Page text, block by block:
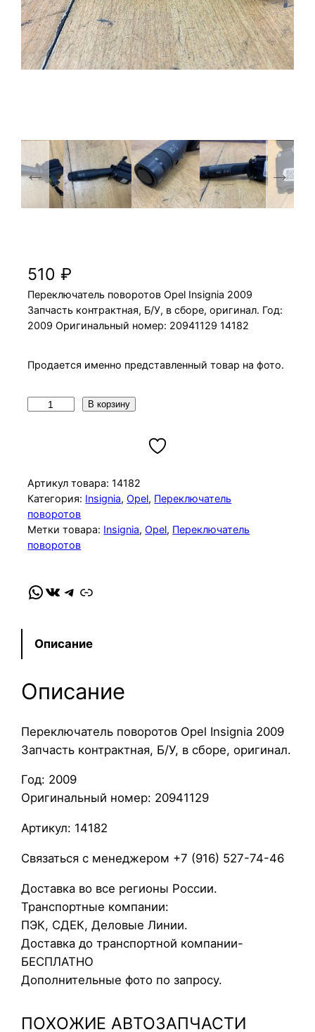
510₽
Переключатель поворотов Opel Insignia 2009
Запчасть контрактная, Б/У, в сборе, оригинал. Год:
2009 Оригинальный номер: 20941129 14182
Продается именно представленный товар на фото.
ч
е
с
т
в
т
а
П
р
е
к
ю
ч
т
е
л
ь
п
о
в
о
о
В корзину
Артикул товара: 14182
Категория: Insignia, Opel, Переключатель
поворотов
Метки товара: Insignia, Opel, Переключатель
поворотов
WhatsApp VK Telegram Link
Описание
Описание
Переключатель поворотов Opel Insignia 2009
Запчасть контрактная, Б/У, в сборе, оригинал.
Год: 2009
Оригинальный номер: 20941129
Артикул: 14182
Связаться с менеджером +7 (916) 527-74-46
Доставка во все регионы России.
Транспортные компании:
ПЭК, СДЕК, Деловые Линии.
Доставка до транспортной компании-
БЕСПЛАТНО
Дополнительные фото по запросу.
ПОХОЖИЕ АВТОЗАПЧАСТИ